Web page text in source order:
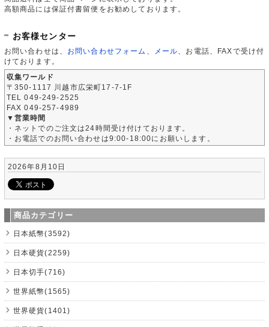
高額商品には保証付書留便をお勧めしております。
お客様センター
お問い合わせは、 お問い合わせフォーム メール 、お電話、FAXで受け付
けております。
収集ワールド
〒350-1117 川越市広栄町17-7-1F
TEL 049-249-2525
FAX 049-257-4989
▼営業時間
・ネットでのご注文は24時間受け付けております。
・お電話でのお問い合わせは9:00-18:00にお願いします。
2026年8月10日
商品カテゴリー
日本紙幣(3592)
日本硬貨(2259)
日本切手(716)
世界紙幣(1565)
世界硬貨(1401)